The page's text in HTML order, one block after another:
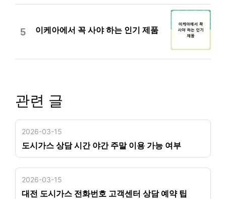
5 이케아에서 꼭 사야 하는 인기 제품
관련 글
2026-03-15
도시가스 상담 시간 야간 주말 이용 가능 여부
2026-03-15
대전 도시가스 전화번호 고객센터 상담 예약 팁